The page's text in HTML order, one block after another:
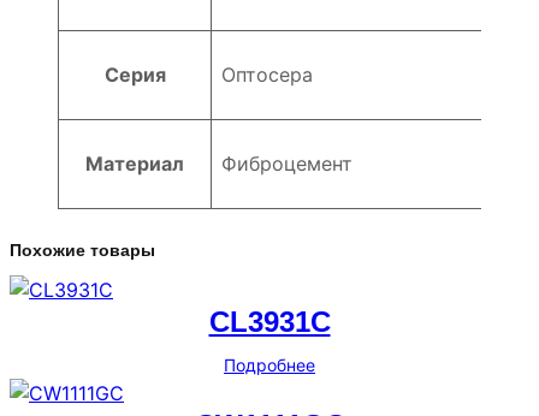
Серия Оптосера
Материал Фиброцемент
Похожие товары
CL3931C
Подробнее